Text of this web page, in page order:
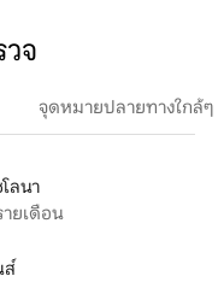
จ
จุดหมายปลายทางใกล้ๆ
ลนา
ยเดือน
ส์